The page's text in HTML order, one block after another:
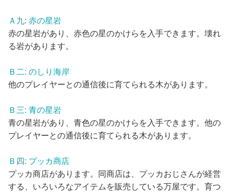
Ａ九: 赤の星岩
赤の星岩があり、赤色の星のかけらを入手できます。壊れ
る岩があります。
Ｂ二: のしり海岸
他のプレイヤーとの通信後に育てられる木があります。
Ｂ三: 青の星岩
青の星岩があり、青色の星のかけらを入手できます。他の
プレイヤーとの通信後に育てられる木があります。
Ｂ四: プッカ商店
プッカ商店があります。同商店は、プッカおじさんが経営
する、いろいろなアイテムを販売している万屋です。育つ